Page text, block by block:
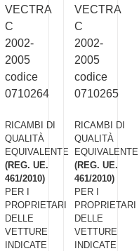
VECTRA
C
2002-
2005
codice
0710264
RICAMBI DI
QUALITÀ
EQUIVALENTE
(REG. UE.
461/2010)
PER I
PROPRIETARI
DELLE
VETTURE
INDICATE
VECTRA
C
2002-
2005
codice
0710265
RICAMBI DI
QUALITÀ
EQUIVALENTE
(REG. UE.
461/2010)
PER I
PROPRIETARI
DELLE
VETTURE
INDICATE